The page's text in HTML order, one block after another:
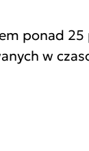
ponad 25
w